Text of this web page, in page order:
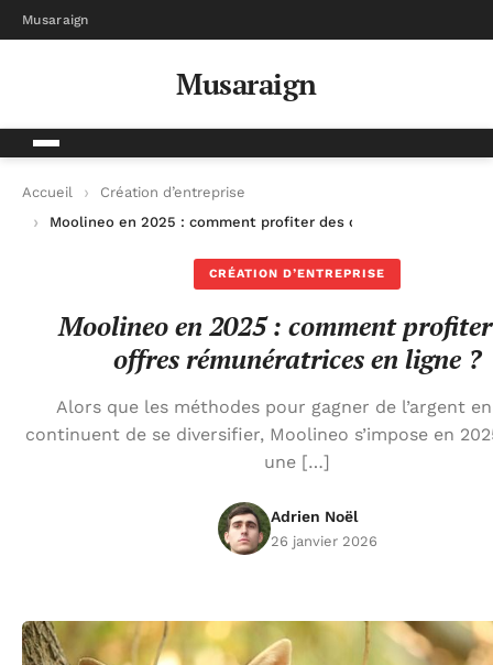
Musaraign
Musaraign
Accueil
Création d’entreprise
Moolineo en 2025 : comment profiter des offres
CRÉATION D’ENTREPRISE
Moolineo en 2025 : comment
offres rémunératrices en ligne ?
Alors que les méthodes pour gagner de l’argent
continuent de se diversifier, Moolineo s’impose en
une […]
Adrien Noël
26 janvier 2026